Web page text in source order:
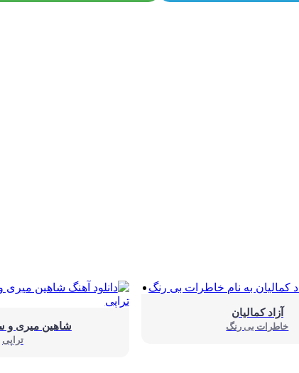
آزاد کمالیان
خاطرات بی رنگ شاهین میری و
تراپی